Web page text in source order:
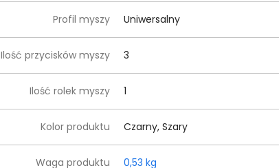
Profil myszy Uniwersalny
Ilość przycisków myszy 3
Ilość rolek myszy 1
Kolor produktu Czarny, Szary
Waga produktu 0,53 kg